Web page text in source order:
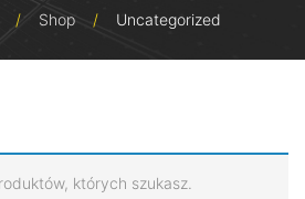
/ Shop / Uncategorized
których szukasz.